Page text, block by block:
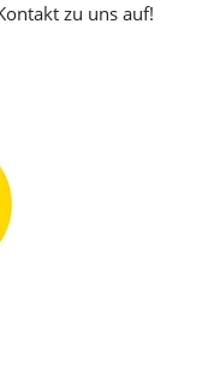
zu uns auf!